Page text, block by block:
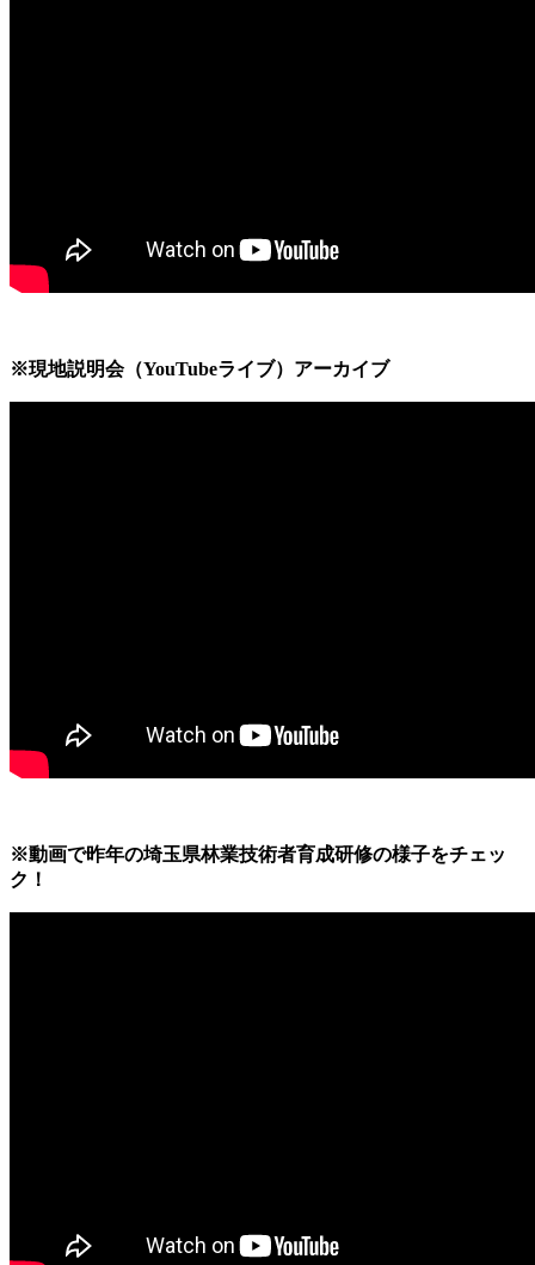
※現地説明会（YouTubeライブ）アーカイブ
※動画で昨年の埼玉県林業技術者育成研修の様子をチェッ
ク！